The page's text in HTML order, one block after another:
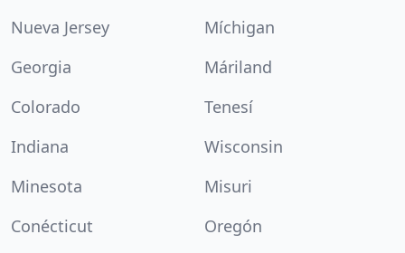
Nueva Jersey
Míchigan
Georgia
Máriland
Colorado
Tenesí
Indiana
Wisconsin
Minesota
Misuri
Conécticut
Oregón